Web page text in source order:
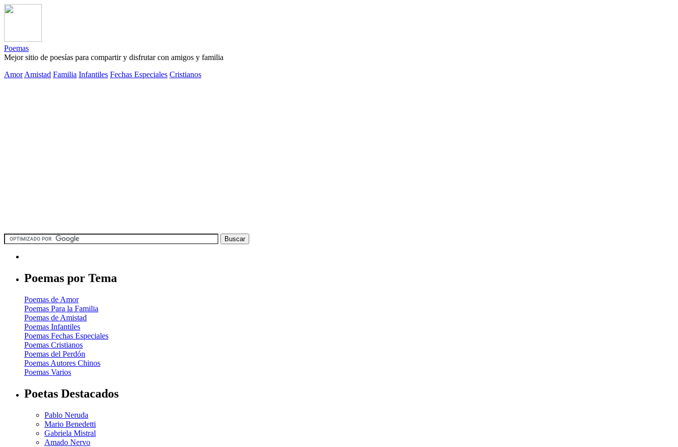
Poemas
Mejor sitio de poesías para compartir y disfrutar con amigos y familia
Amor Amistad Familia Infantiles Fechas Especiales Cristianos
Poemas por Tema
Poemas de Amor
Poemas Para la Familia
Poemas de Amistad
Poemas Infantiles
Poemas Fechas Especiales
Poemas Cristianos
Poemas del Perdón
Poemas Autores Chinos
Poemas Varios
Poetas Destacados
Pablo Neruda
Mario Benedetti
Gabriela Mistral
Amado Nervo